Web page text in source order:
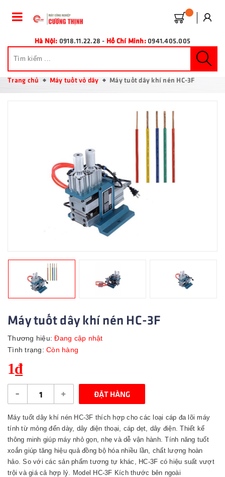
Hà Nội: 0918.11.22.28 - Hồ Chí Minh: 0941.405.005
Trang chủ Máy tuốt vỏ dây Máy tuốt dây khí nén HC-3F
Máy tuốt dây khí nén HC-3F
Thương hiệu: Đang cập nhật
Tình trạng: Còn hàng
1₫
- + ĐẶT HÀNG
Máy tuốt dây khí nén HC-3F thích hợp cho các loại cáp đa lõi máy
tính từ mỏng đến dày, dây điện thoại, cáp dẹt, dây điện. Thiết kế
thông minh giúp máy nhỏ gọn, nhẹ và dễ vận hành. Tính năng tuốt
xoắn giúp tăng hiệu quả đồng bộ hóa nhiều lần, chất lượng hoàn
hảo. So với các sản phẩm tương tự khác, HC-3F có hiệu suất vượt
trội và giá cả hợp lý. Model HC-3F Kích thước bên ngoài